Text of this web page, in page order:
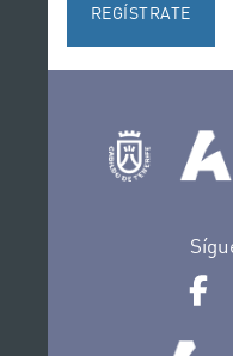
REGÍSTRATE